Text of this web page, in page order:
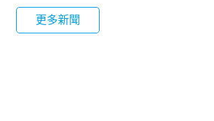
更多新聞